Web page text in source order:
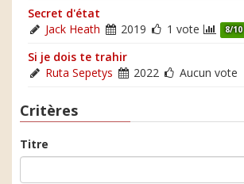
Secret d'état
Jack Heath
2019 1 vote 8/10
Si je dois te trahir
Ruta Sepetys
2022 Aucun vote
Critères
Titre